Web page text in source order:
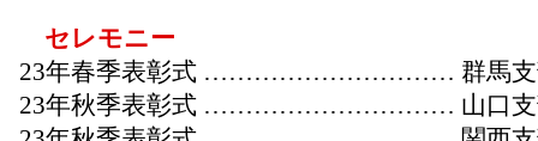
セレモニー
23年春季表彰式 ………………………… 群馬支
23年秋季表彰式 ………………………… 山口支